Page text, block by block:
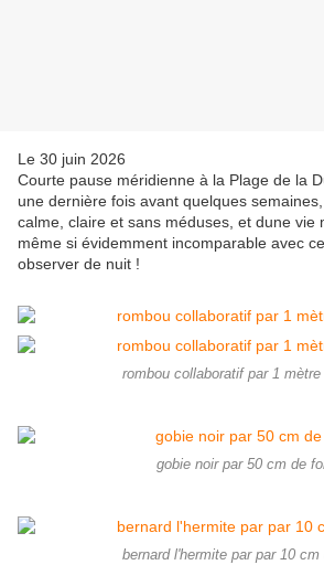
Le 30 juin 2026
Courte pause méridienne à la Plage de la
une dernière fois avant quelques
calme, claire et sans méduses, et dune vie
même si évidemment incomparable avec
observer de nuit !
rombou collaboratif par 1 mètre
gobie noir par 50 cm de
bernard l'hermite par par 10 cm